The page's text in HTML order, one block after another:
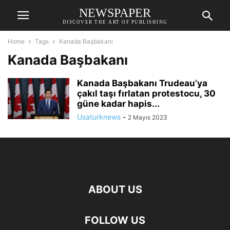
NEWSPAPER
DISCOVER THE ART OF PUBLISHING
Home Tags Kanada Başbakanı
Kanada Başbakanı
Kanada Başbakanı Trudeau’ya
çakıl taşı fırlatan protestocu, 30
güne kadar hapis...
Usaturknews - 2 Mayıs 2023
ABOUT US
FOLLOW US